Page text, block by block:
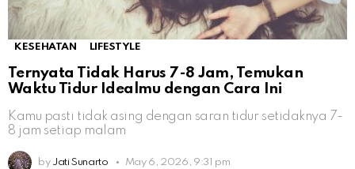
KESEHATAN LIFESTYLE
Ternyata Tidak Harus 7-8 Jam, Temukan
Waktu Tidur Idealmu dengan Cara Ini
Kamu pasti tidak asing dengan saran tidur setidaknya 7-
8 jam setiap malam
by Jati Sunarto May 6, 2026, 9:31 pm